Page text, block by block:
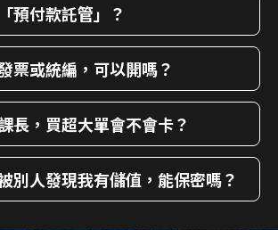
預付款託管」？
票或統編，可以開嗎？
長，買超大單會不會卡？
別人發現我有儲值，能保密嗎？